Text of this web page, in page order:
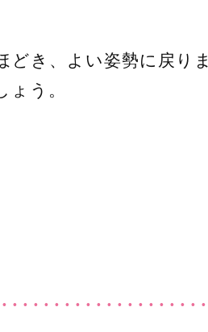
どき、よい姿勢に戻りま
う。